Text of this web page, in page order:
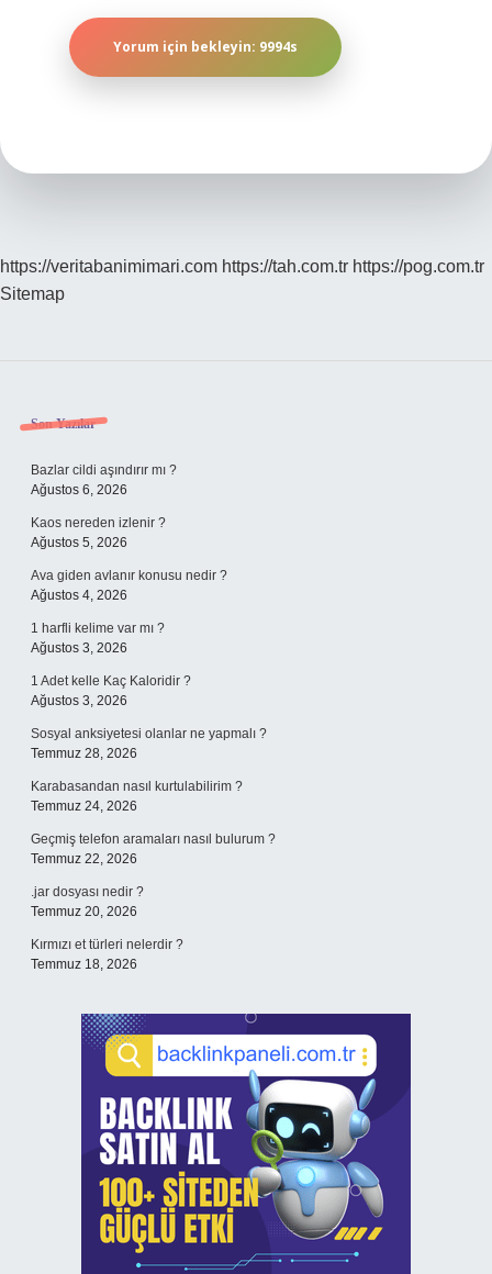
https://veritabanimimari.com https://tah.com.tr https://pog.com.tr
Sitemap
Sidebar
Son Yazılar
Bazlar cildi aşındırır mı ?
Ağustos 6, 2026
Kaos nereden izlenir ?
Ağustos 5, 2026
Ava giden avlanır konusu nedir ?
Ağustos 4, 2026
1 harfli kelime var mı ?
Ağustos 3, 2026
1 Adet kelle Kaç Kaloridir ?
Ağustos 3, 2026
Sosyal anksiyetesi olanlar ne yapmalı ?
Temmuz 28, 2026
Karabasandan nasıl kurtulabilirim ?
Temmuz 24, 2026
Geçmiş telefon aramaları nasıl bulurum ?
Temmuz 22, 2026
.jar dosyası nedir ?
Temmuz 20, 2026
Kırmızı et türleri nelerdir ?
Temmuz 18, 2026